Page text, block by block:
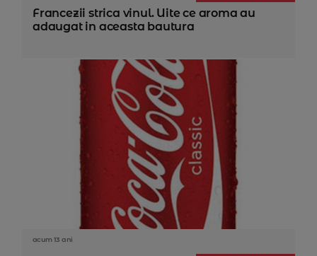
Francezii strica vinul. Uite ce aroma au
adaugat in aceasta bautura
acum 13 ani